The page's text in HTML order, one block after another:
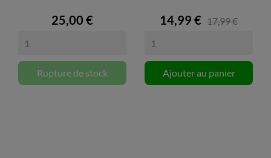
25,00 €
Rupture de stock
14,99 € 17,99 €
Ajouter au panier